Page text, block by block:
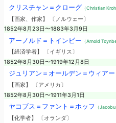
クリスチャン＝クローグ （Christian
【画家、作家】 〔ノルウェー〕
1852年8月23日〜1883年3月9日
アーノルド＝トインビー （Arnold
【経済学者】 〔イギリス〕
1852年8月30日〜1919年12月8日
ジュリアン＝オールデン＝ウィアー
【画家】 〔アメリカ〕
1852年8月30日〜1911年3月1日
ヤコブス＝ファント＝ホッフ （
【化学者】 〔オランダ〕